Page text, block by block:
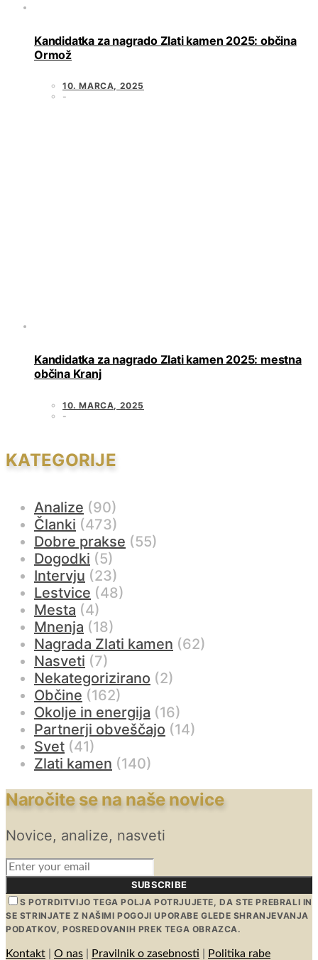
Kandidatka za nagrado Zlati kamen 2025: občina
Ormož
10. MARCA, 2025
Kandidatka za nagrado Zlati kamen 2025: mestna
občina Kranj
10. MARCA, 2025
KATEGORIJE
Analize (90)
Članki (473)
Dobre prakse (55)
Dogodki (5)
Intervju (23)
Lestvice (48)
Mesta (4)
Mnenja (18)
Nagrada Zlati kamen (62)
Nasveti (7)
Nekategorizirano (2)
Občine (162)
Okolje in energija (16)
Partnerji obveščajo (14)
Svet (41)
Zlati kamen (140)
Naročite se na naše novice
Novice, analize, nasveti
SUBSCRIBE
S POTRDITVIJO TEGA POLJA POTRJUJETE, DA STE PREBRALI IN
SE STRINJATE Z NAŠIMI POGOJI UPORABE GLEDE SHRANJEVANJA
PODATKOV, POSREDOVANIH PREK TEGA OBRAZCA.
Kontakt O nas Pravilnik o zasebnosti
Politika rabe